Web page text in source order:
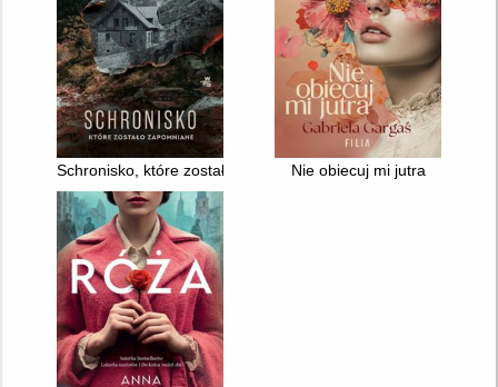
Schronisko, które zostało zapomnianeNie obiecuj mi jutra